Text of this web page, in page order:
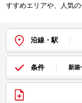
すすめエリアや、人気
沿線・駅
条件 新築